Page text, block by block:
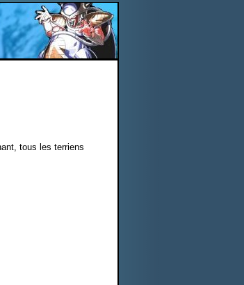
tous les terriens